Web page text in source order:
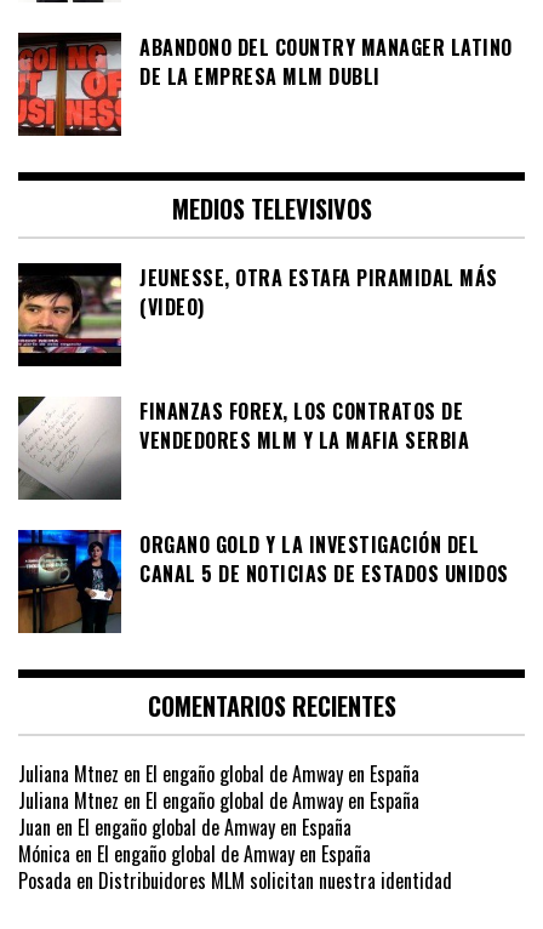
ABANDONO DEL COUNTRY MANAGER LATINO
DE LA EMPRESA MLM DUBLI
MEDIOS TELEVISIVOS
JEUNESSE, OTRA ESTAFA PIRAMIDAL MÁS
(VIDEO)
FINANZAS FOREX, LOS CONTRATOS DE
VENDEDORES MLM Y LA MAFIA SERBIA
ORGANO GOLD Y LA INVESTIGACIÓN DEL
CANAL 5 DE NOTICIAS DE ESTADOS UNIDOS
COMENTARIOS RECIENTES
Juliana Mtnez en El engaño global de Amway en España
Juliana Mtnez en El engaño global de Amway en España
Juan en El engaño global de Amway en España
Mónica en El engaño global de Amway en España
Posada en Distribuidores MLM solicitan nuestra identidad